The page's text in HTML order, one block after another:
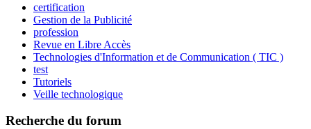
certification
Gestion de la Publicité
profession
Revue en Libre Accès
Technologies d'Information et de Communication ( TIC )
test
Tutoriels
Veille technologique
Recherche du forum